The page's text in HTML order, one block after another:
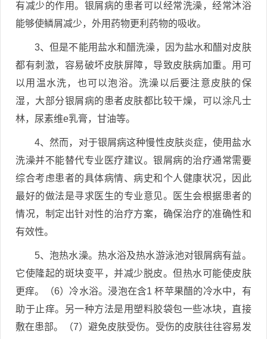
有减少的作用。银屑病的患者可以经常洗澡，经常沐浴
能够使鳞屑减少，外用药物更利药物的吸收。
3、但是不能用盐水和醋洗澡，因为盐水和醋对皮肤
都有刺激，容易破坏皮肤屏障，导致皮肤病加重。用可
以用温水洗，也可以泡浴。洗澡以后要注意皮肤的保
湿，大部分银屑病的患者皮肤都比较干燥，可以涂凡士
林，尿素维e乳膏，甘油等。
4、然而，对于银屑病这种慢性皮肤炎症，使用盐水
洗澡并不能替代专业医疗建议。银屑病的治疗通常需要
综合考虑患者的具体病情、病史和个人健康状况，因此
最好的做法是寻求医生的专业意见。医生会根据患者的
情况，制定出针对性的治疗方案，确保治疗的准确性和
有效性。
5、泡热水澡。热水浴及热水游泳池对银屑病有益。
它使隆起的斑块变平，并减少脱皮。但热水可能使皮肤
更痒。（6）冷水浴。浸泡在含1 杯苹果醋的冷水中，有
助于止痒。另一种方法是用塑料胶袋包一些冰块，直接
敷在患部。（7）避免皮肤受伤。受伤的皮肤往往容易发